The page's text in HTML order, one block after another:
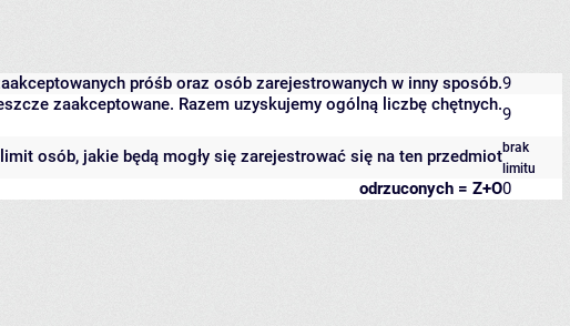
próśb oraz osób zarejestrowanych w inny sposób.9
zaakceptowane. Razem uzyskujemy ogólną liczbę chętnych.9
osób, jakie będą mogły się zarejestrować się na ten przedmiotbrak
limitu
odrzuconych = Z+O0